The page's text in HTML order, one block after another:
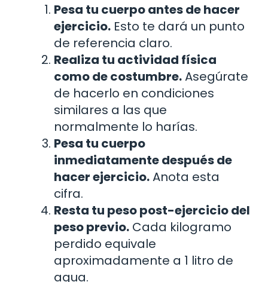
Pesa tu cuerpo antes de hacer
ejercicio. Esto te dará un punto
de referencia claro.
Realiza tu actividad física
como de costumbre.Asegúrate
de hacerlo en condiciones
similares a las que
normalmente lo harías.
Pesa tu cuerpo
inmediatamente después de
hacer ejercicio.Anota esta
cifra.
Resta tu peso post-ejercicio del
peso previo. Cada kilogramo
perdido equivale
aproximadamente a 1 litro de
agua.